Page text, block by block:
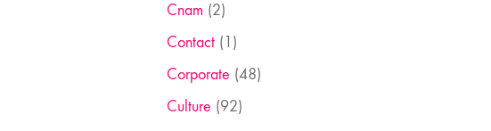
Cnam (2)
Contact(1)
Corporate (48)
Culture (92)